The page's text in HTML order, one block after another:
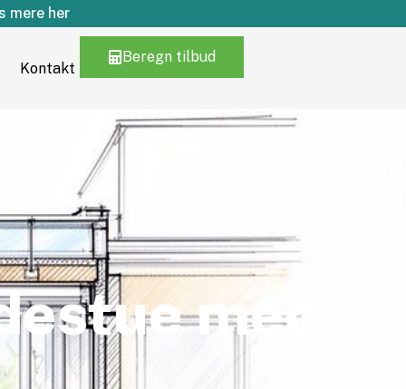
mere her
Kontakt
Beregn tilbud
med